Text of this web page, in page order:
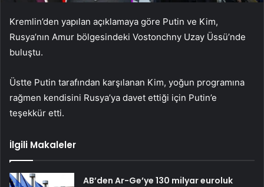
Kremlin’den yapılan açıklamaya göre Putin ve Kim,
Rusya’nın Amur bölgesindeki Vostonchny Uzay Üssü’nde
buluştu.
Üstte Putin tarafından karşılanan Kim, yoğun programına
rağmen kendisini Rusya’ya davet ettiği için Putin’e
teşekkür etti.
İlgili Makaleler
AB’den Ar-Ge’ye 130 milyar euroluk